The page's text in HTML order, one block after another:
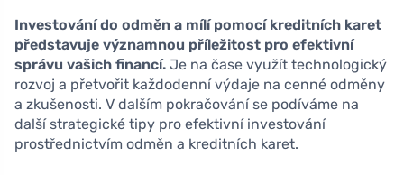
Investování do odměn a mílí pomocí kreditních karet
představuje významnou příležitost pro efektivní
správu vašich financí. Je na čase využít technologický
rozvoj a přetvořit každodenní výdaje na cenné odměny
a zkušenosti. V dalším pokračování se podíváme na
další strategické tipy pro efektivní investování
prostřednictvím odměn a kreditních karet.